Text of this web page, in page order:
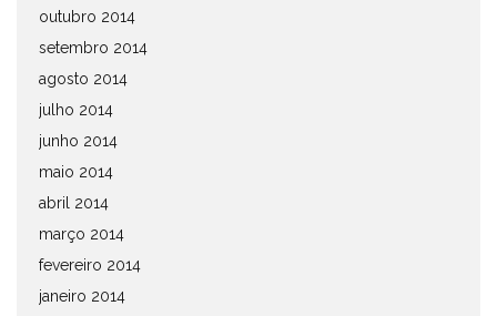
outubro 2014
setembro 2014
agosto 2014
julho 2014
junho 2014
maio 2014
abril 2014
março 2014
fevereiro 2014
janeiro 2014